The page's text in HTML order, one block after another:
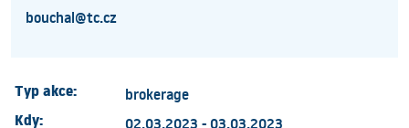
bouchal@tc.cz
Typ akce: brokerage
02.03.2023 - 03.03.2023